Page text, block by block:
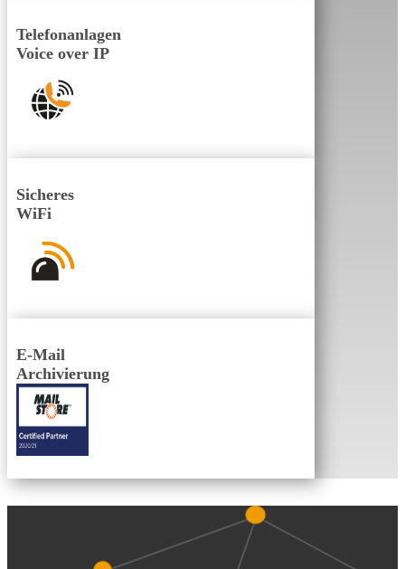
Telefonanlagen
Voice over IP
Sicheres
WiFi
E-Mail
Archivierung